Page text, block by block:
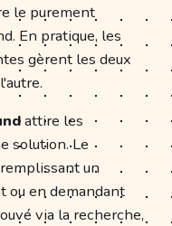
le purement
En pratique, les
gèrent les deux
attire les
solution. Le
un
ou en demandant
via la recherche,